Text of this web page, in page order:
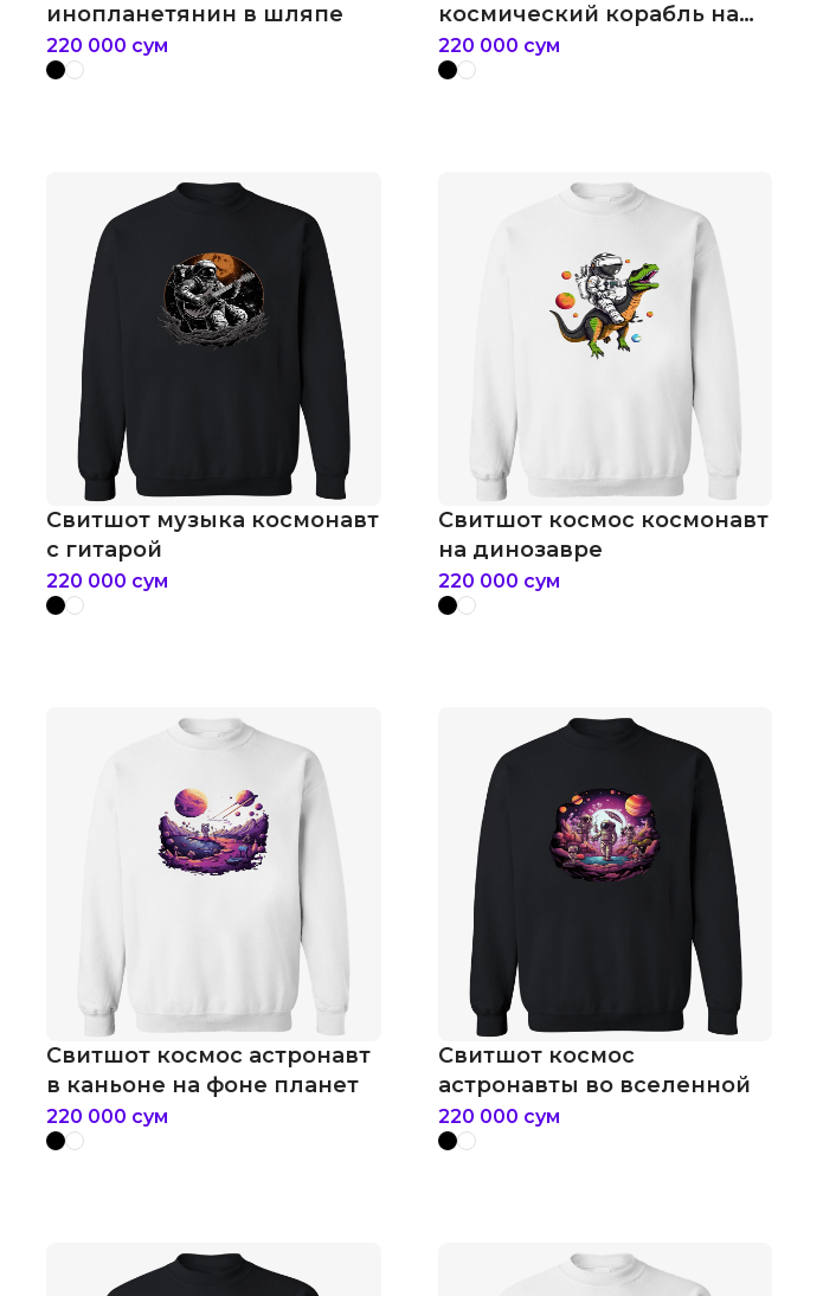
инопланетянин в шляпе
220 000 сум
космический корабль на
фоне планет
220 000 сум
Свитшот музыка космонавт
с гитарой
220 000 сум
Свитшот космос космонавт
на динозавре
220 000 сум
Свитшот космос астронавт
в каньоне на фоне планет
220 000 сум
Свитшот космос
астронавты во вселенной
220 000 сум